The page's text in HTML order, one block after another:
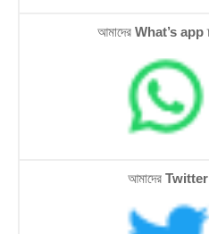
আমাদের What’s app
আমাদের Twitter